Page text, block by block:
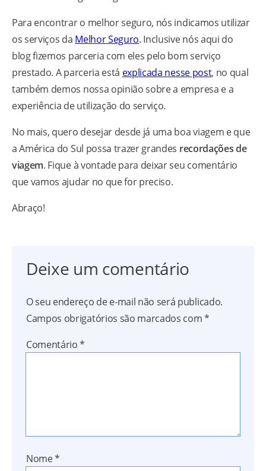
Para encontrar o melhor seguro, nós indicamos utilizar
os serviços da Melhor Seguro. Inclusive nós aqui do
blog fizemos parceria com eles pelo bom serviço
prestado. A parceria está explicada nesse post, no qual
também demos nossa opinião sobre a empresa e a
experiência de utilização do serviço.
No mais, quero desejar desde já uma boa viagem e que
a América do Sul possa trazer grandes recordações de
viagem. Fique à vontade para deixar seu comentário
que vamos ajudar no que for preciso.
Abraço!
Deixe um comentário
O seu endereço de e-mail não será publicado.
Campos obrigatórios são marcados com*
Comentário*
Nome*